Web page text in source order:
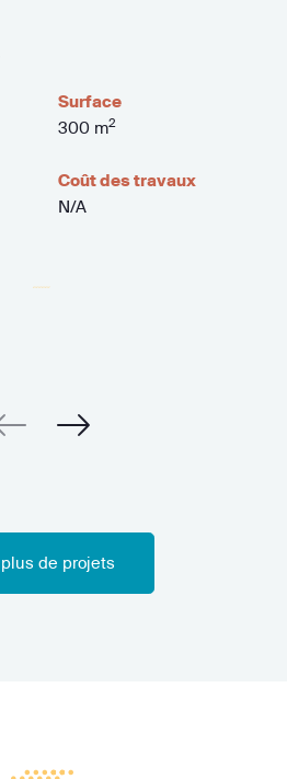
Surface
300 m2
Coût des travaux
N/A
plus de projets